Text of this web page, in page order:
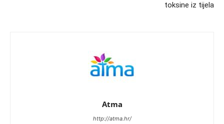
toksine iz tijela
Atma
http://atma.hr/